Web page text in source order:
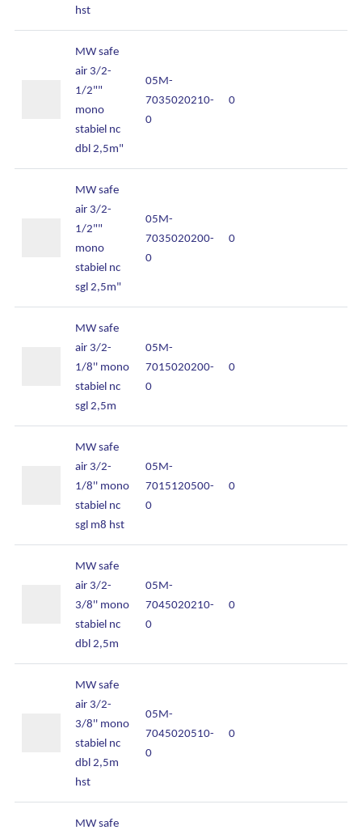
hst
MW safe
air 3/2-
1/2""
mono
stabiel nc
dbl 2,5m"
05M-
7035020210-
0
0
MW safe
air 3/2-
1/2""
mono
stabiel nc
sgl 2,5m"
05M-
7035020200-
0
0
MW safe
air 3/2-
1/8'' mono
stabiel nc
sgl 2,5m
05M-
7015020200-
0
0
MW safe
air 3/2-
1/8'' mono
stabiel nc
sgl m8 hst
05M-
7015120500-
0
0
MW safe
air 3/2-
3/8'' mono
stabiel nc
dbl 2,5m
05M-
7045020210-
0
0
MW safe
air 3/2-
3/8'' mono
stabiel nc
dbl 2,5m
hst
05M-
7045020510-
0
0
MW safe